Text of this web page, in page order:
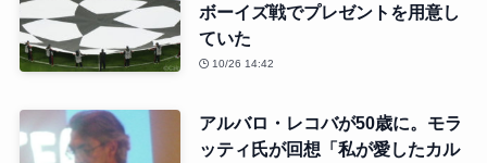
ボーイズ戦でプレゼントを用意し
ていた
10/26 14:42
アルバロ・レコバが50歳に。モラ
ッティ氏が回想「私が愛したカル